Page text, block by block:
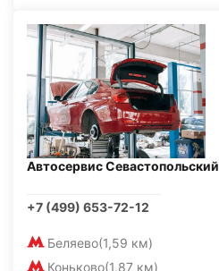
Автосервис Севастопольский
+7 (499) 653-72-12
Беляево(1,59 км)
Коньково(1,87 км)